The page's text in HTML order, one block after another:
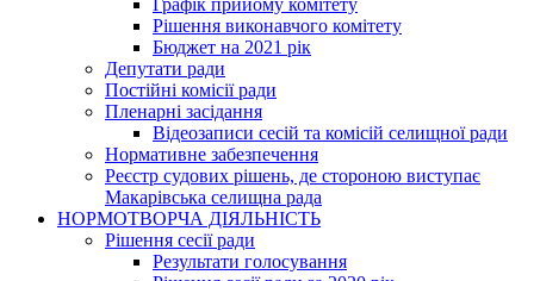
Графік прийому комітету
Рішення виконавчого комітету
Бюджет на 2021 рік
Депутати ради
Постійні комісії ради
Пленарні засідання
Відеозаписи сесій та комісій селищної ради
Нормативне забезпечення
Реєстр судових рішень, де стороною виступає
Макарівська селищна рада
НОРМОТВОРЧА ДІЯЛЬНІСТЬ
Рішення сесії ради
Результати голосування